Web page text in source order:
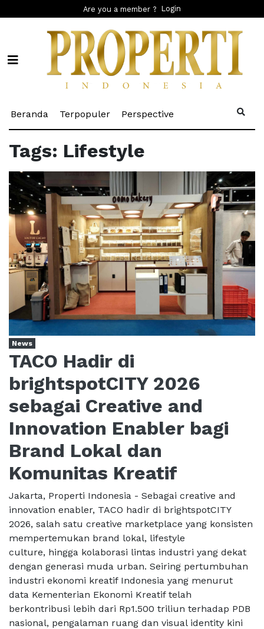
Are you a member ? Login
Beranda (current)
Terpopuler(current)
Perspective
Tags: Lifestyle
News
TACO Hadir di
brightspotCITY 2026
sebagai Creative and
Innovation Enabler bagi
Brand Lokal dan
Komunitas Kreatif
Jakarta, Properti Indonesia - Sebagai creative and
innovation enabler, TACO hadir di brightspotCITY
2026, salah satu creative marketplace yang konsisten
mempertemukan brand lokal, lifestyle
culture, hingga kolaborasi lintas industri yang dekat
dengan generasi muda urban. Seiring pertumbuhan
industri ekonomi kreatif Indonesia yang menurut
data Kementerian Ekonomi Kreatif telah
berkontribusi lebih dari Rp1.500 triliun terhadap PDB
nasional, pengalaman ruang dan visual identity kini